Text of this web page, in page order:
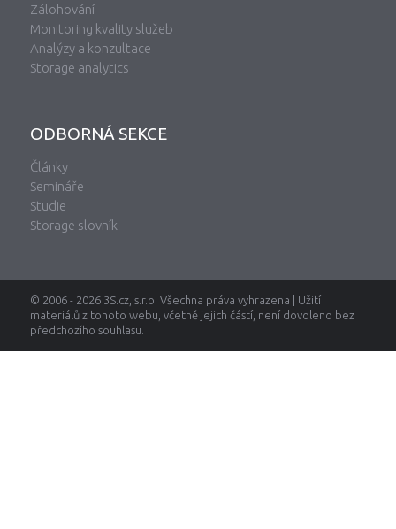
Zálohování
Monitoring kvality služeb
Analýzy a konzultace
Storage analytics
ODBORNÁ SEKCE
Články
Semináře
Studie
Storage slovník
© 2006 - 2026 3S.cz, s.r.o. Všechna práva vyhrazena | Užití
materiálů z tohoto webu, včetně jejich částí, není dovoleno bez
předchozího souhlasu.